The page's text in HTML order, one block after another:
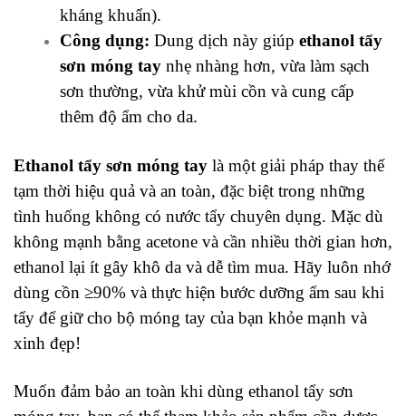
kháng khuẩn).
Công dụng: Dung dịch này giúp ethanol tẩy
sơn móng tay nhẹ nhàng hơn, vừa làm sạch
sơn thường, vừa khử mùi cồn và cung cấp
thêm độ ẩm cho da.
Ethanol tẩy sơn móng tay là một giải pháp thay thế
tạm thời hiệu quả và an toàn, đặc biệt trong những
tình huống không có nước tẩy chuyên dụng. Mặc dù
không mạnh bằng acetone và cần nhiều thời gian hơn,
ethanol lại ít gây khô da và dễ tìm mua. Hãy luôn nhớ
dùng cồn ≥90% và thực hiện bước dưỡng ẩm sau khi
tẩy để giữ cho bộ móng tay của bạn khỏe mạnh và
xinh đẹp!
Muốn đảm bảo an toàn khi dùng ethanol tẩy sơn